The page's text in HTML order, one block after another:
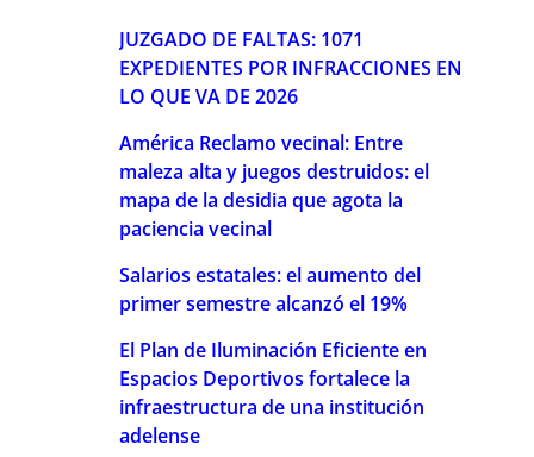
JUZGADO DE FALTAS: 1071
EXPEDIENTES POR INFRACCIONES EN
LO QUE VA DE 2026
América Reclamo vecinal: Entre
maleza alta y juegos destruidos: el
mapa de la desidia que agota la
paciencia vecinal
Salarios estatales: el aumento del
primer semestre alcanzó el 19%
El Plan de Iluminación Eficiente en
Espacios Deportivos fortalece la
infraestructura de una institución
adelense